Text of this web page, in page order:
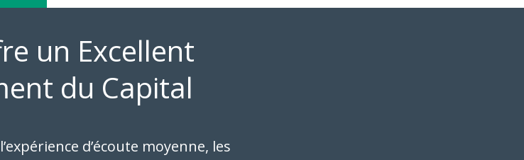
un Excellent
du Capital
d’écoute moyenne, les